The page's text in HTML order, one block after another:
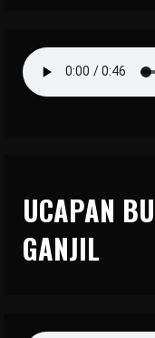
UCAPAN
GANJIL